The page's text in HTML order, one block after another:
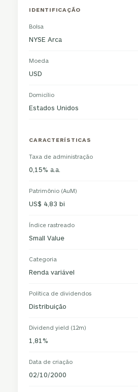
IDENTIFICAÇÃO
Bolsa
NYSE Arca
Moeda
USD
Domicílio
Estados Unidos
CARACTERÍSTICAS
Taxa de administração
0,15% a.a.
Patrimônio (AuM)
US$ 4,83 bi
Índice rastreado
Small Value
Categoria
Renda variável
Política de dividendos
Distribuição
Dividend yield (12m)
1,81%
Data de criação
02/10/2000